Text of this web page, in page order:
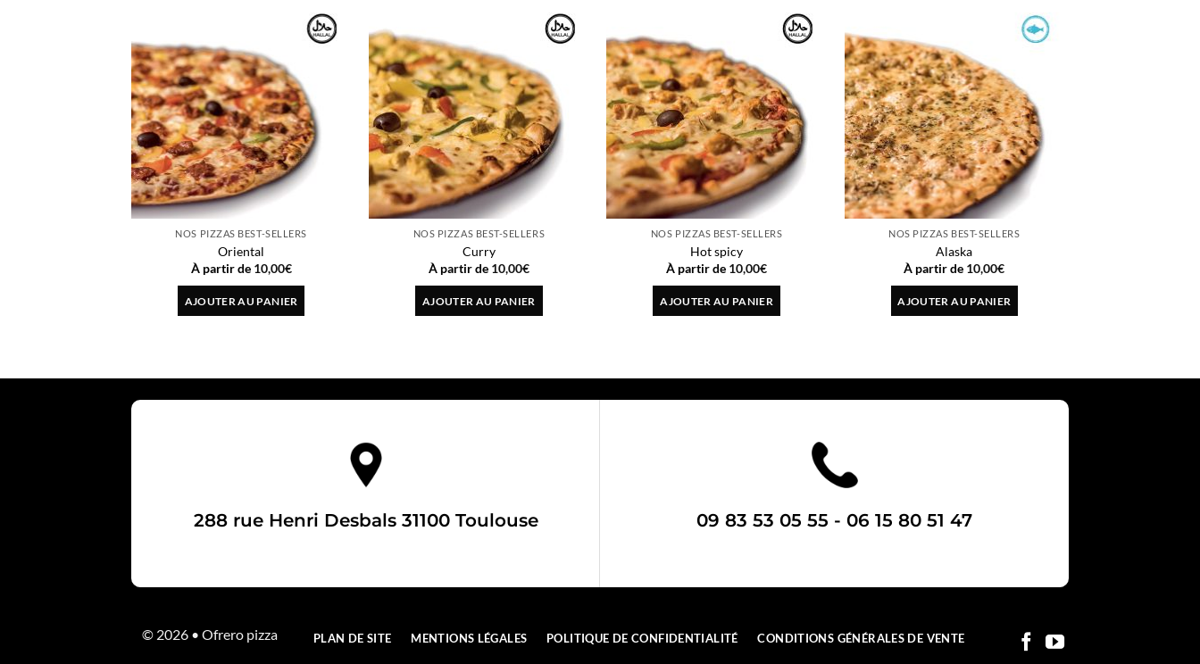
NOS PIZZAS BEST-SELLERS
Oriental
10,00€
AJOUTER AU PANIER
NOS PIZZAS BEST-SELLERS
Curry
10,00€
AJOUTER AU PANIER
NOS PIZZAS BEST-SELLERS
Hot spicy
10,00€
AJOUTER AU PANIER
NOS PIZZAS BEST-SELLERS
Alaska
10,00€
AJOUTER AU PANIER
288 rue Henri Desbals 31100 Toulouse 09 83 53 05 55 - 06 15 80 51 47
© 2026 • Ofrero pizza PLAN DE SITE MENTIONS LÉGALES POLITIQUE DE CONFIDENTIALITÉ CONDITIONS GÉNÉRALES DE VENTE